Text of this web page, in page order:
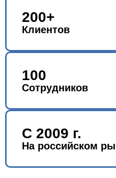
200+
Клиентов
100
Сотрудников
С 2009 г.
На российском